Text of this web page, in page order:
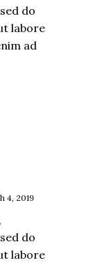
do
labore
ad
4, 2019
do
labore